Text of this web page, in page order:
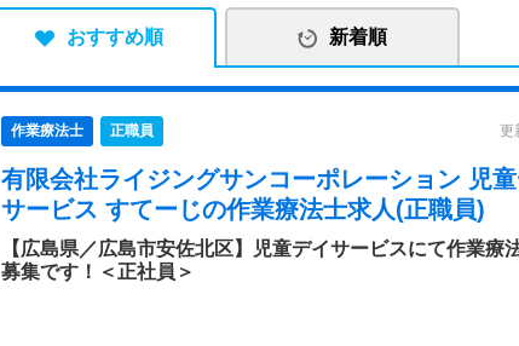
おすすめ順 新着順
作業療法士 正職員 更
有限会社ライジングサンコーポレーション 児
サービス すてーじの作業療法士求人(正職員)
【広島県／広島市安佐北区】児童デイサービスにて作業療
募集です！＜正社員＞